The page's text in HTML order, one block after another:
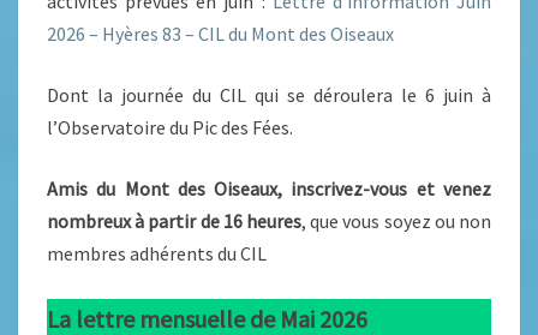
2026 – Hyères 83 – CIL du Mont des Oiseaux
Dont la journée du CIL qui se déroulera le 6 juin à
l’Observatoire du Pic des Fées.
Amis du Mont des Oiseaux, inscrivez-vous et venez
nombreux à partir de 16 heures, que vous soyez ou non
membres adhérents du CIL
La lettre mensuelle de Mai 2026